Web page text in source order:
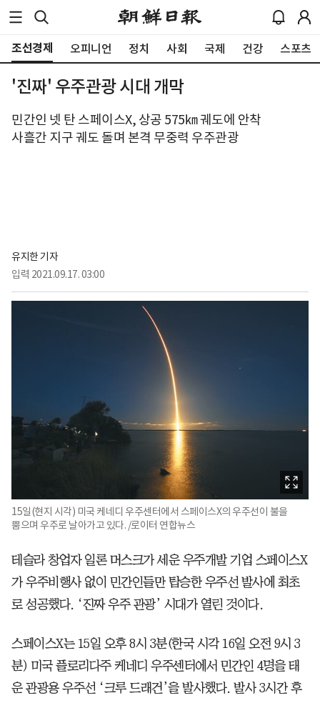
조선경제 오피니언 정치 사회 국제 건강 스포츠
'진짜' 우주관광 시대 개막
민간인 넷 탄 스페이스X, 상공 575㎞ 궤도에 안착
사흘간 지구 궤도 돌며 본격 무중력 우주관광
유지한 기자
입력 2021.09.17. 03:00
15일(현지 시각) 미국 케네디 우주센터에서 스페이스X의 우주선이 불을
뿜으며 우주로 날아가고 있다. /로이터 연합뉴스
테슬라 창업자 일론 머스크가 세운 우주개발 기업 스페이스X
가 우주비행사 없이 민간인들만 탑승한 우주선 발사에 최초
로 성공했다. ‘진짜 우주 관광’ 시대가 열린 것이다.
스페이스X는 15일 오후 8시 3분(한국 시각 16일 오전 9시 3
분) 미국 플로리다주 케네디 우주센터에서 민간인 4명을 태
운 관광용 우주선 ‘크루 드래건’을 발사했다. 발사 3시간 후